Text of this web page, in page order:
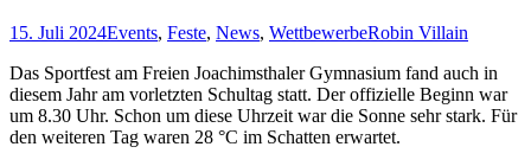
15. Juli 2024Events, Feste, News, WettbewerbeRobin Villain
Das Sportfest am Freien Joachimsthaler Gymnasium fand auch in
diesem Jahr am vorletzten Schultag statt. Der offizielle Beginn war
um 8.30 Uhr. Schon um diese Uhrzeit war die Sonne sehr stark. Für
den weiteren Tag waren 28 °C im Schatten erwartet.